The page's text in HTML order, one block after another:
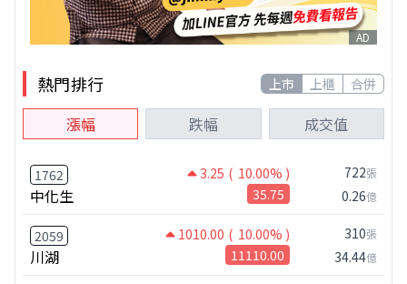
AD
熱門排行 上市 上櫃 合併
漲幅 跌幅 成交值
1762 3.25 ( 10.00% )
中化生 35.75
722張
0.26億
2059 1010.00 ( 10.00% )
川湖 11110.00
310張
34.44億